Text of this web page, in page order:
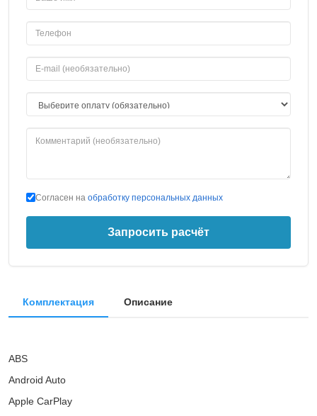
Согласен на обработку персональных данных
Запросить расчёт
Комплектация Описание
ABS
Android Auto
Apple CarPlay